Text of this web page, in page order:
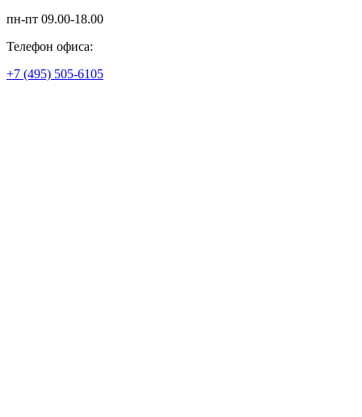
пн-пт 09.00-18.00
Телефон офиса:
+7 (495) 505-6105